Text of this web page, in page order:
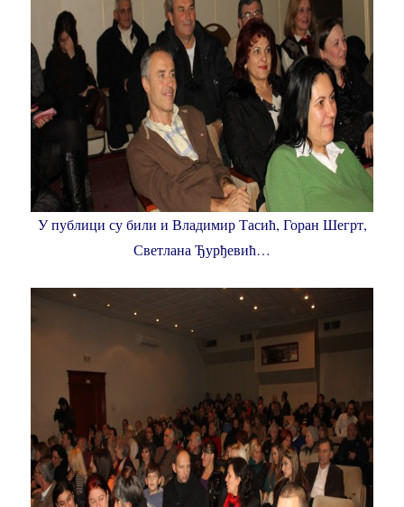
У публици су били и Владимир Тасић, Горан Шегрт,
Светлана Ђурђевић…